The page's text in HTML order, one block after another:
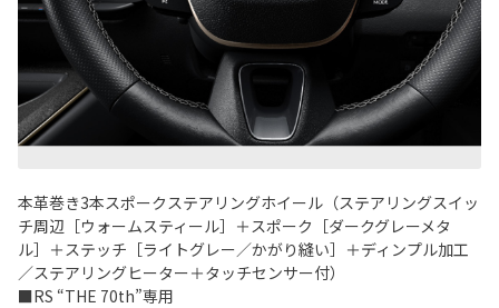
本革巻き3本スポークステアリングホイール（ステアリングスイッ
チ周辺［ウォームスティール］＋スポーク［ダークグレーメタ
ル］＋ステッチ［ライトグレー／かがり縫い］＋ディンプル加工
／ステアリングヒーター＋タッチセンサー付）
■RS “THE 70th”専用